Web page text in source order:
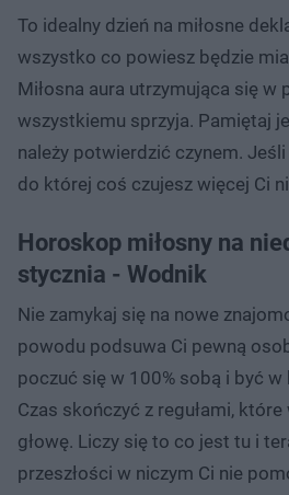
To idealny dzień na miłosne
wszystko co powiesz będzie
Miłosna aura utrzymująca się w
wszystkiemu sprzyja. Pamiętaj
należy potwierdzić czynem.
do której coś czujesz więcej Ci
Horoskop miłosny na
stycznia - Wodnik
Nie zamykaj się na nowe
powodu podsuwa Ci pewną
poczuć się w 100% sobą i być w
Czas skończyć z regułami,
głowę. Liczy się to co jest tu i
przeszłości w niczym Ci nie